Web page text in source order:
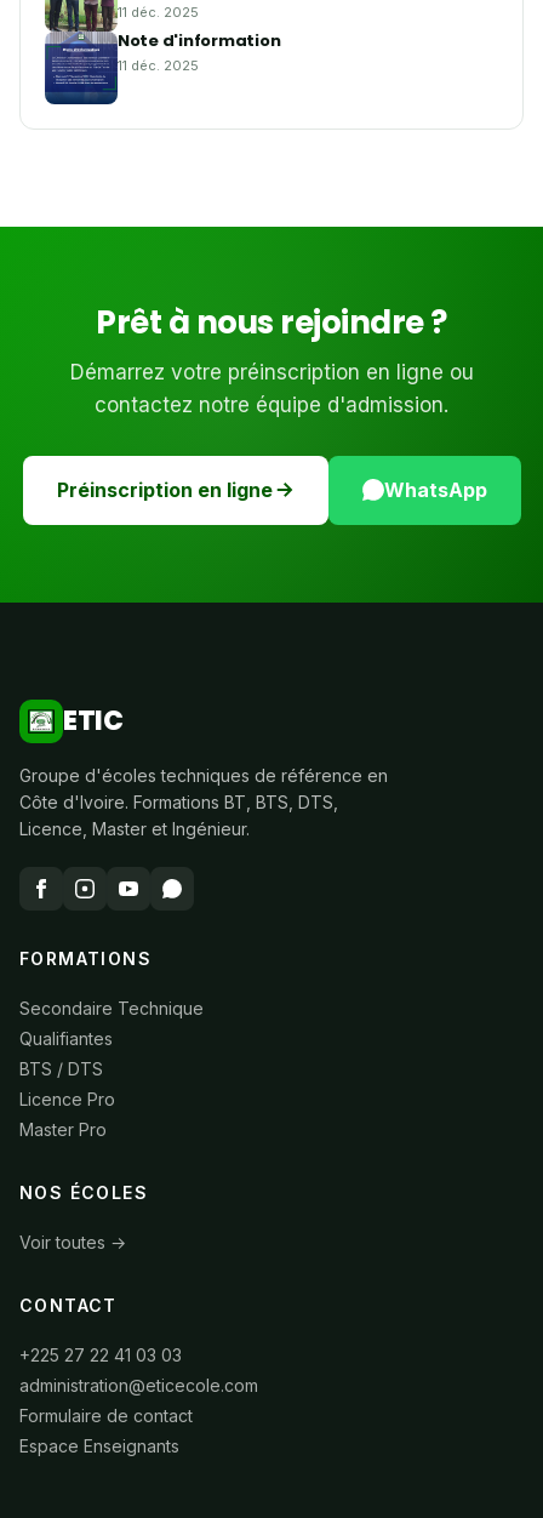
11 déc. 2025
Note d'information
11 déc. 2025
Prêt à nous rejoindre ?
Démarrez votre préinscription en ligne ou
contactez notre équipe d'admission.
Préinscription en ligne WhatsApp
ETIC
Groupe d'écoles techniques de référence en
Côte d'Ivoire. Formations BT, BTS, DTS,
Licence, Master et Ingénieur.
FORMATIONS
Secondaire Technique
Qualifiantes
BTS / DTS
Licence Pro
Master Pro
NOS ÉCOLES
Voir toutes →
CONTACT
+225 27 22 41 03 03
administration@eticecole.com
Formulaire de contact
Espace Enseignants